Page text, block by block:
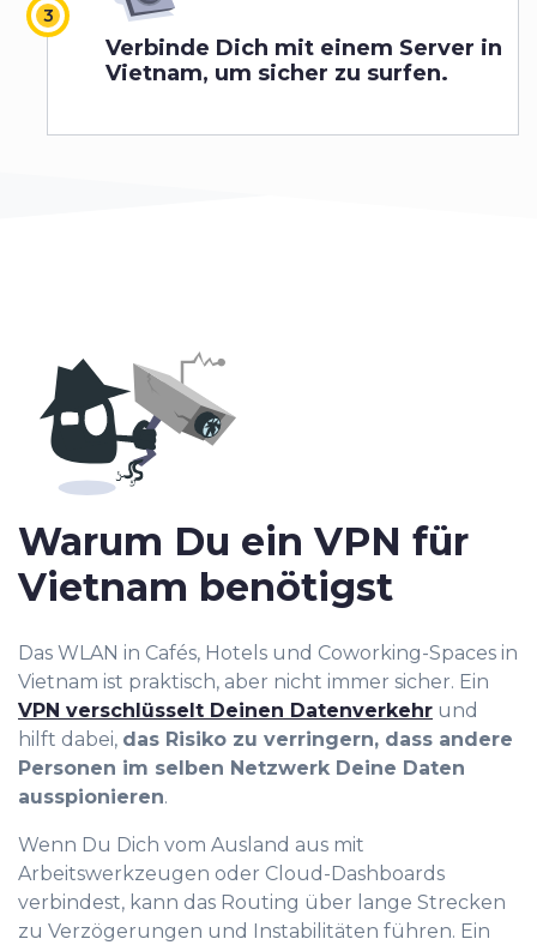
Verbinde Dich mit einem Server in
Vietnam, um sicher zu surfen.
Warum Du ein VPN für
Vietnam benötigst
Das WLAN in Cafés, Hotels und Coworking-Spaces in
Vietnam ist praktisch, aber nicht immer sicher. Ein
VPN verschlüsselt Deinen Datenverkehr und
hilft dabei, das Risiko zu verringern, dass andere
Personen im selben Netzwerk Deine Daten
ausspionieren.
Wenn Du Dich vom Ausland aus mit
Arbeitswerkzeugen oder Cloud-Dashboards
verbindest, kann das Routing über lange Strecken
zu Verzögerungen und Instabilitäten führen. Ein